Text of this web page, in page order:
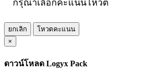
กรุณาเลือกคะแนนโหวต
ยกเลิก
โหวตคะแนน
×
ดาวน์โหลด Logyx Pack